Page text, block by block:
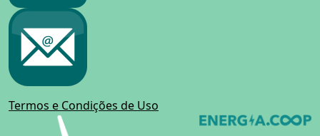
Termos e Condições de Uso